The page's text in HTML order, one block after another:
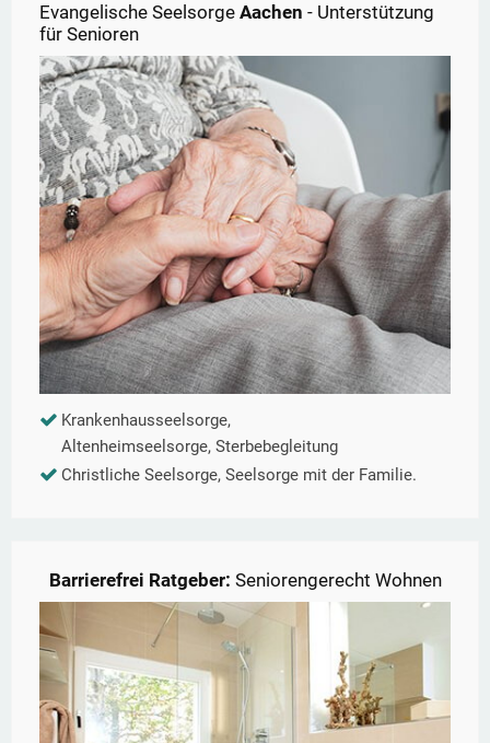
Evangelische Seelsorge Aachen - Unterstützung
für Senioren
Krankenhausseelsorge,
Altenheimseelsorge, Sterbebegleitung
Christliche Seelsorge, Seelsorge mit der Familie.
Barrierefrei Ratgeber: Seniorengerecht Wohnen